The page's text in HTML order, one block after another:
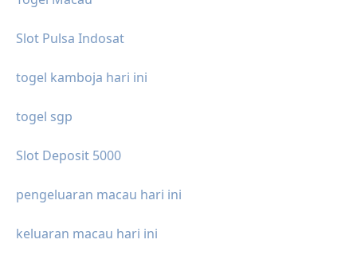
Slot Pulsa Indosat
togel kamboja hari ini
togel sgp
Slot Deposit 5000
pengeluaran macau hari ini
keluaran macau hari ini